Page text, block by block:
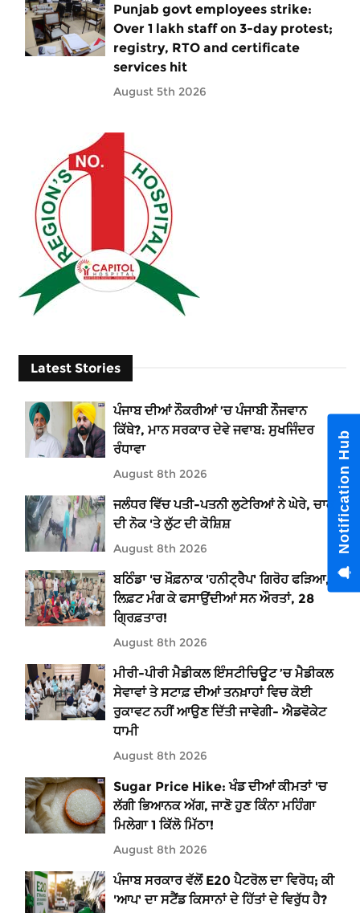
Punjab govt employees strike:
Over 1 lakh staff on 3-day protest;
registry, RTO and certificate
services hit
August 5th 2026
Latest Stories
ਪੰਜਾਬ ਦੀਆਂ ਨੌਕਰੀਆਂ ’ਚ ਪੰਜਾਬੀ ਨੌਜਵਾਨ
ਕਿੱਥੇ?, ਮਾਨ ਸਰਕਾਰ ਦੇਵੇ ਜਵਾਬ: ਸੁਖਜਿੰਦਰ
ਰੰਧਾਵਾ
August 8th 2026
ਜਲੰਧਰ ਵਿੱਚ ਪਤੀ-ਪਤਨੀ ਲੁਟੇਰਿਆਂ ਨੇ ਘੇਰੇ, ਚਾਕੂ
ਦੀ ਨੋਕ 'ਤੇ ਲੁੱਟ ਦੀ ਕੋਸ਼ਿਸ਼
August 8th 2026
ਬਠਿੰਡਾ 'ਚ ਖ਼ੌਫ਼ਨਾਕ 'ਹਨੀਟ੍ਰੈਪ' ਗਿਰੋਹ ਫੜਿਆ,
ਲਿਫ਼ਟ ਮੰਗ ਕੇ ਫਸਾਉਂਦੀਆਂ ਸਨ ਔਰਤਾਂ, 28
ਗ੍ਰਿਫ਼ਤਾਰ!
August 8th 2026
ਮੀਰੀ-ਪੀਰੀ ਮੈਡੀਕਲ ਇੰਸਟੀਚਿਊਟ ’ਚ ਮੈਡੀਕਲ
ਸੇਵਾਵਾਂ ਤੇ ਸਟਾਫ਼ ਦੀਆਂ ਤਨਖ਼ਾਹਾਂ ਵਿਚ ਕੋਈ
ਰੁਕਾਵਟ ਨਹੀਂ ਆਉਣ ਦਿੱਤੀ ਜਾਵੇਗੀ- ਐਡਵੋਕੇਟ
ਧਾਮੀ
August 8th 2026
Sugar Price Hike: ਖੰਡ ਦੀਆਂ ਕੀਮਤਾਂ 'ਚ
ਲੱਗੀ ਭਿਆਨਕ ਅੱਗ, ਜਾਣੋ ਹੁਣ ਕਿੰਨਾ ਮਹਿੰਗਾ
ਮਿਲੇਗਾ 1 ਕਿੱਲੋ ਮਿੱਠਾ!
August 8th 2026
ਪੰਜਾਬ ਸਰਕਾਰ ਵੱਲੋਂ E20 ਪੈਟਰੋਲ ਦਾ ਵਿਰੋਧ; ਕੀ
'ਆਪ' ਦਾ ਸਟੈਂਡ ਕਿਸਾਨਾਂ ਦੇ ਹਿੱਤਾਂ ਦੇ ਵਿਰੁੱਧ ਹੈ?
Notification Hub